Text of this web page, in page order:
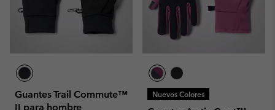
Guantes Trail Commute™
II para hombre
Nuevos Colores